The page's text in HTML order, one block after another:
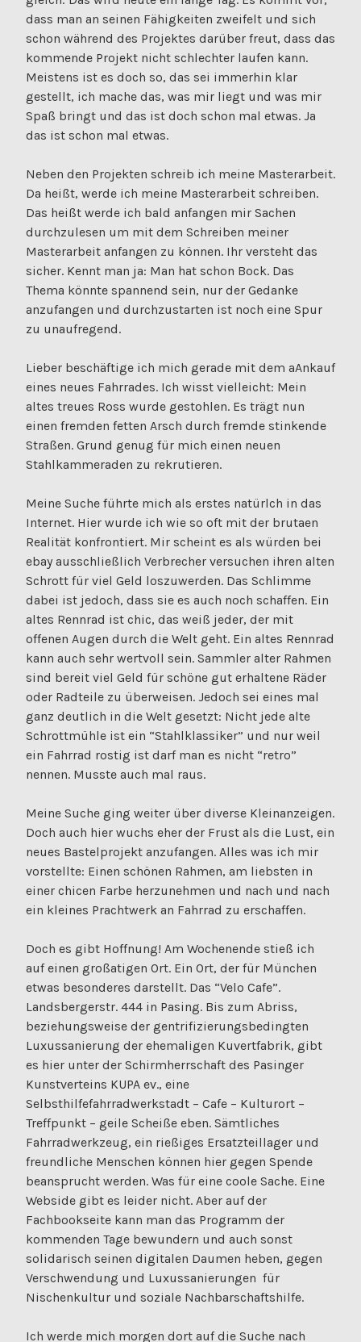
dass man an seinen Fähigkeiten zweifelt und sich
schon während des Projektes darüber freut, dass das
kommende Projekt nicht schlechter laufen kann.
Meistens ist es doch so, das sei immerhin klar
gestellt, ich mache das, was mir liegt und was mir
Spaß bringt und das ist doch schon mal etwas. Ja
das ist schon mal etwas.
Neben den Projekten schreib ich meine Masterarbeit.
Da heißt, werde ich meine Masterarbeit schreiben.
Das heißt werde ich bald anfangen mir Sachen
durchzulesen um mit dem Schreiben meiner
Masterarbeit anfangen zu können. Ihr versteht das
sicher. Kennt man ja: Man hat schon Bock. Das
Thema könnte spannend sein, nur der Gedanke
anzufangen und durchzustarten ist noch eine Spur
zu unaufregend.
Lieber beschäftige ich mich gerade mit dem aAnkauf
eines neues Fahrrades. Ich wisst vielleicht: Mein
altes treues Ross wurde gestohlen. Es trägt nun
einen fremden fetten Arsch durch fremde stinkende
Straßen. Grund genug für mich einen neuen
Stahlkammeraden zu rekrutieren.
Meine Suche führte mich als erstes natürlch in das
Internet. Hier wurde ich wie so oft mit der brutaen
Realität konfrontiert. Mir scheint es als würden bei
ebay ausschließlich Verbrecher versuchen ihren alten
Schrott für viel Geld loszuwerden. Das Schlimme
dabei ist jedoch, dass sie es auch noch schaffen. Ein
altes Rennrad ist chic, das weiß jeder, der mit
offenen Augen durch die Welt geht. Ein altes Rennrad
kann auch sehr wertvoll sein. Sammler alter Rahmen
sind bereit viel Geld für schöne gut erhaltene Räder
oder Radteile zu überweisen. Jedoch sei eines mal
ganz deutlich in die Welt gesetzt: Nicht jede alte
Schrottmühle ist ein “Stahlklassiker” und nur weil
ein Fahrrad rostig ist darf man es nicht “retro”
nennen. Musste auch mal raus.
Meine Suche ging weiter über diverse Kleinanzeigen.
Doch auch hier wuchs eher der Frust als die Lust, ein
neues Bastelprojekt anzufangen. Alles was ich mir
vorstellte: Einen schönen Rahmen, am liebsten in
einer chicen Farbe herzunehmen und nach und nach
ein kleines Prachtwerk an Fahrrad zu erschaffen.
Doch es gibt Hoffnung! Am Wochenende stieß ich
auf einen großatigen Ort. Ein Ort, der für München
etwas besonderes darstellt. Das “Velo Cafe”.
Landsbergerstr. 444 in Pasing. Bis zum Abriss,
beziehungsweise der gentrifizierungsbedingten
Luxussanierung der ehemaligen Kuvertfabrik, gibt
es hier unter der Schirmherrschaft des Pasinger
Kunstverteins KUPA ev., eine
Selbsthilfefahrradwerkstadt – Cafe – Kulturort –
Treffpunkt – geile Scheiße eben. Sämtliches
Fahrradwerkzeug, ein rießiges Ersatzteillager und
freundliche Menschen können hier gegen Spende
beansprucht werden. Was für eine coole Sache. Eine
Webside gibt es leider nicht. Aber auf der
Fachbookseite kann man das Programm der
kommenden Tage bewundern und auch sonst
solidarisch seinen digitalen Daumen heben, gegen
Verschwendung und Luxussanierungen für
Nischenkultur und soziale Nachbarschaftshilfe.
Ich werde mich morgen dort auf die Suche nach